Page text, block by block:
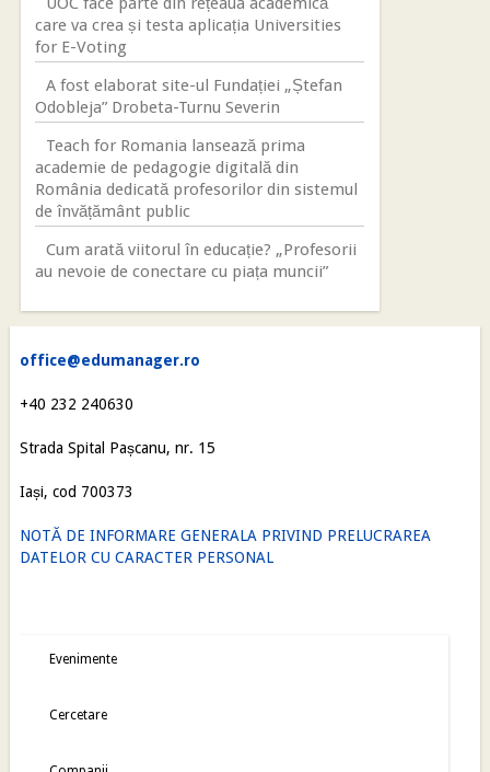
care va crea și testa aplicația Universities
for E-Voting
A fost elaborat site-ul Fundației „Ștefan
Odobleja” Drobeta-Turnu Severin
Teach for Romania lansează prima
academie de pedagogie digitală din
România dedicată profesorilor din sistemul
de învățământ public
Cum arată viitorul în educație? „Profesorii
au nevoie de conectare cu piața muncii”
office@edumanager.ro
+40 232 240630
Strada Spital Pașcanu, nr. 15
Iași, cod 700373
NOTĂ DE INFORMARE GENERALA PRIVIND PRELUCRAREA
DATELOR CU CARACTER PERSONAL
Evenimente
Cercetare